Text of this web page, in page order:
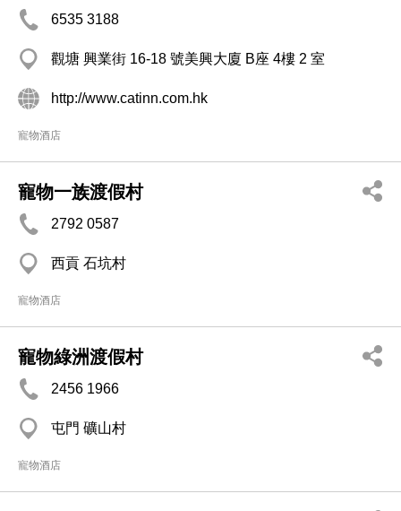
6535 3188
觀塘 興業街 16-18 號美興大廈 B座 4樓 2 室
http://www.catinn.com.hk
寵物酒店
寵物一族渡假村
2792 0587
西貢 石坑村
寵物酒店
寵物綠洲渡假村
2456 1966
屯門 礦山村
寵物酒店